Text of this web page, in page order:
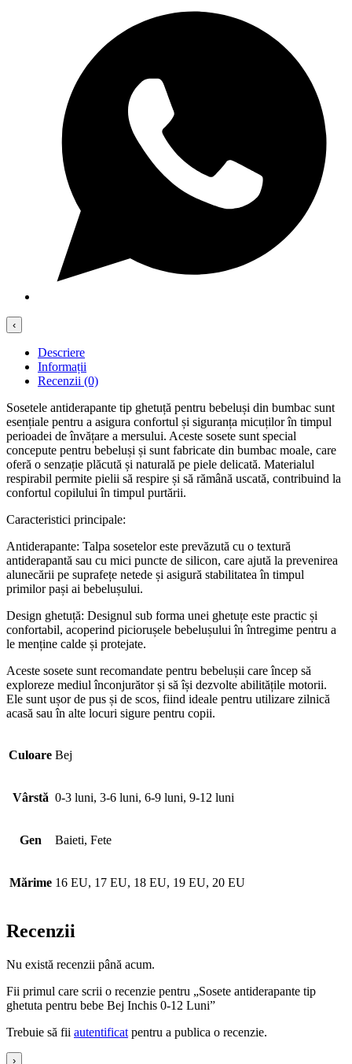
‹
Descriere
Informații
Recenzii (0)
Sosetele antiderapante tip ghetuță pentru bebeluși din bumbac sunt
esențiale pentru a asigura confortul și siguranța micuților în timpul
perioadei de învățare a mersului. Aceste sosete sunt special
concepute pentru bebeluși și sunt fabricate din bumbac moale, care
oferă o senzație plăcută și naturală pe piele delicată. Materialul
respirabil permite pielii să respire și să rămână uscată, contribuind la
confortul copilului în timpul purtării.
Caracteristici principale:
Antiderapante: Talpa sosetelor este prevăzută cu o textură
antiderapantă sau cu mici puncte de silicon, care ajută la prevenirea
alunecării pe suprafețe netede și asigură stabilitatea în timpul
primilor pași ai bebelușului.
Design ghetuță: Designul sub forma unei ghetuțe este practic și
confortabil, acoperind piciorușele bebelușului în întregime pentru a
le menține calde și protejate.
Aceste sosete sunt recomandate pentru bebelușii care încep să
exploreze mediul înconjurător și să își dezvolte abilitățile motorii.
Ele sunt ușor de pus și de scos, fiind ideale pentru utilizare zilnică
acasă sau în alte locuri sigure pentru copii.
Culoare Bej
Vârstă 0-3 luni, 3-6 luni, 6-9 luni, 9-12 luni
Gen Baieti, Fete
Mărime 16 EU, 17 EU, 18 EU, 19 EU, 20 EU
Recenzii
Nu există recenzii până acum.
Fii primul care scrii o recenzie pentru „Sosete antiderapante tip
ghetuta pentru bebe Bej Inchis 0-12 Luni”
Trebuie să fii autentificat pentru a publica o recenzie.
›